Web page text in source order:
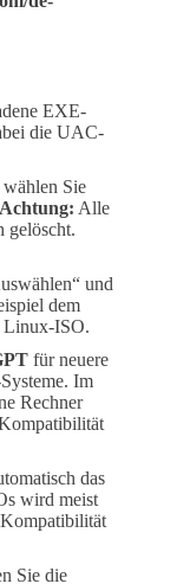
EXE-
die UAC-
Sie
Achtung: Alle
gelöscht.
und
dem
Linux-ISO.
für neuere
Im
Rechner
das
wird meist
Sie die